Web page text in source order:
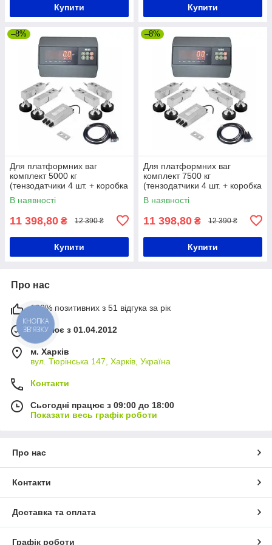
Купити Купити
–8%
Для платформних ваг
комплект 5000 кг
(тензодатчики 4 шт. + коробка
+ кабель 3 м + Zemic MВ6)
В наявності
11 398,80 ₴ 12 390 ₴
Купити
–8%
Для платформних ваг
комплект 7500 кг
(тензодатчики 4 шт. + коробка
+ кабель 3 м + Zemic MВ6)
В наявності
11 398,80 ₴ 12 390 ₴
Купити
Про нас
100% позитивних з 51 відгука за рік
Працює з 01.04.2012
м. Харків
вул. Тюрінська 147, Харків, Україна
Контакти
Сьогодні працює з 09:00 до 18:00
Показати весь графік роботи
Про нас
Контакти
Доставка та оплата
Графік роботи
КНОПКА
ЗВ'ЯЗКУ